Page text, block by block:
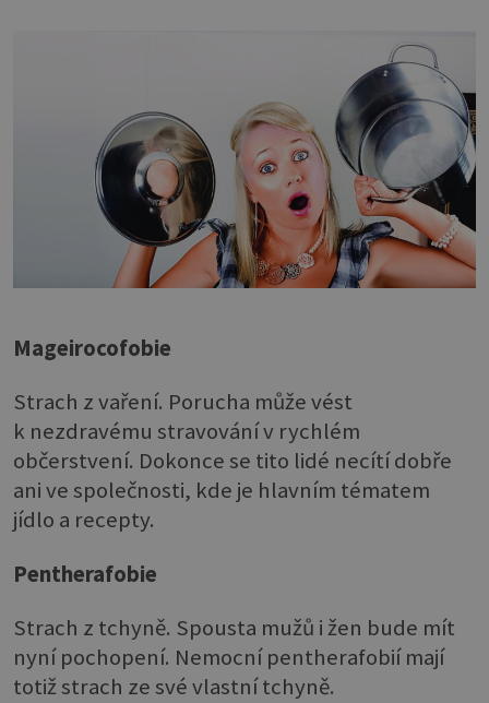
Mageirocofobie
Strach z vaření. Porucha může vést
k nezdravému stravování v rychlém
občerstvení. Dokonce se tito lidé necítí dobře
ani ve společnosti, kde je hlavním tématem
jídlo a recepty.
Pentherafobie
Strach z tchyně. Spousta mužů i žen bude mít
nyní pochopení. Nemocní pentherafobií mají
totiž strach ze své vlastní tchyně.